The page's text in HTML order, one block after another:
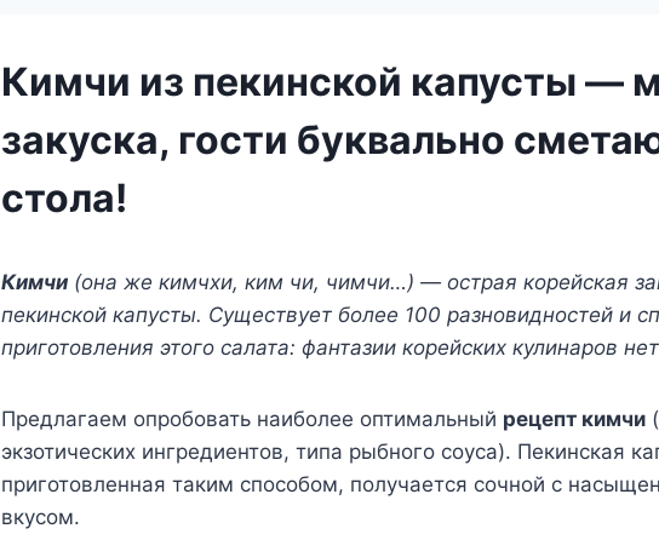
Кимчи из пекинской капусты —
закуска, гости буквально
стола!
Кимчи (она же кимчхи, ким чи, чимчи…) — острая корейская
пекинской капусты. Существует более 100 разновидностей и
приготовления этого салата: фантазии корейских кулинаров
Предлагаем опробовать наиболее оптимальный рецепт кимчи
экзотических ингредиентов, типа рыбного соуса). Пекинская
приготовленная таким способом, получается сочной с
вкусом.